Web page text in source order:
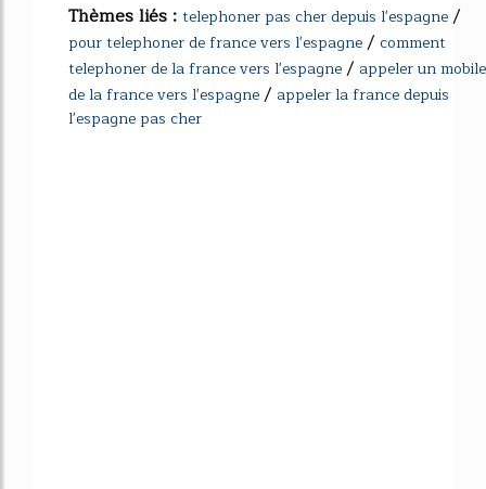
Thèmes liés : telephoner pas cher depuis l'espagne/
pour telephoner de france vers l'espagne/ comment
telephoner de la france vers l'espagne/ appeler un mobile
de la france vers l'espagne/ appeler la france depuis
l'espagne pas cher